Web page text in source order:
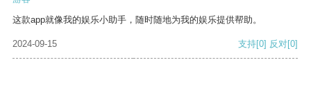
这款app就像我的娱乐小助手，随时随地为我的娱乐提供帮助。
2024-09-15 支持[0] 反对[0]